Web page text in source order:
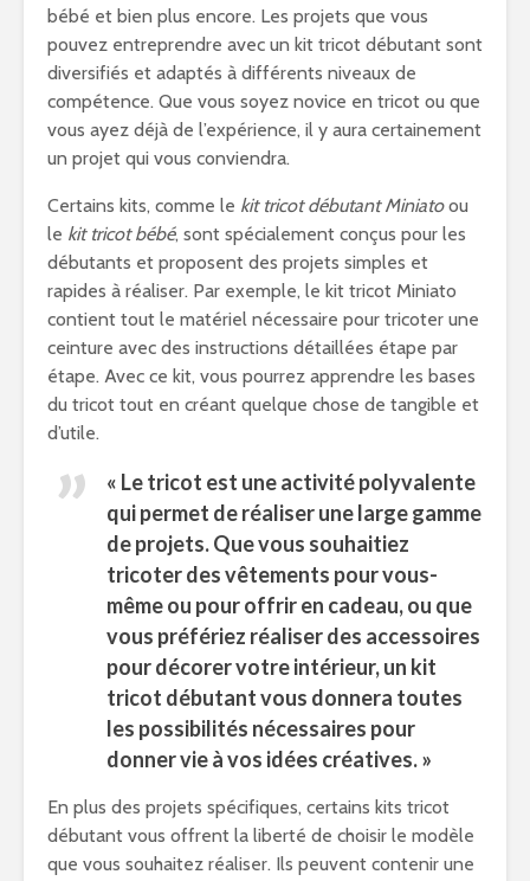
bébé et bien plus encore. Les projets que vous
pouvez entreprendre avec un kit tricot débutant sont
diversifiés et adaptés à différents niveaux de
compétence. Que vous soyez novice en tricot ou que
vous ayez déjà de l’expérience, il y aura certainement
un projet qui vous conviendra.
Certains kits, comme le kit tricot débutant Miniatoou
le kit tricot bébé, sont spécialement conçus pour les
débutants et proposent des projets simples et
rapides à réaliser. Par exemple, le kit tricot Miniato
contient tout le matériel nécessaire pour tricoter une
ceinture avec des instructions détaillées étape par
étape. Avec ce kit, vous pourrez apprendre les bases
du tricot tout en créant quelque chose de tangible et
d’utile.
« Le tricot est une activité polyvalente
qui permet de réaliser une large gamme
de projets. Que vous souhaitiez
tricoter des vêtements pour vous-
même ou pour offrir en cadeau, ou que
vous préfériez réaliser des accessoires
pour décorer votre intérieur, un kit
tricot débutant vous donnera toutes
les possibilités nécessaires pour
donner vie à vos idées créatives. »
En plus des projets spécifiques, certains kits tricot
débutant vous offrent la liberté de choisir le modèle
que vous souhaitez réaliser. Ils peuvent contenir une